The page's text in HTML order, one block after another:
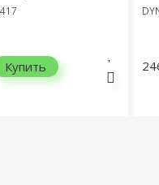
Купить